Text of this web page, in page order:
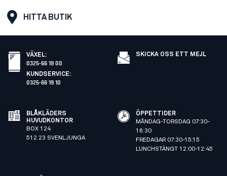
HITTA BUTIK
VÄXEL:
0325-66 19 00
KUNDSERVICE:
0325-66 19 10
SKICKA OSS ETT MEJL
BLÅKLÄDERS
HUVUDKONTOR
BOX 124
512 23 SVENLJUNGA
ÖPPETTIDER
MÅNDAG-TORSDAG 07:30-
16:30
FREDAGAR 07:30-15:15
LUNCHSTÄNGT 12:00-12:45